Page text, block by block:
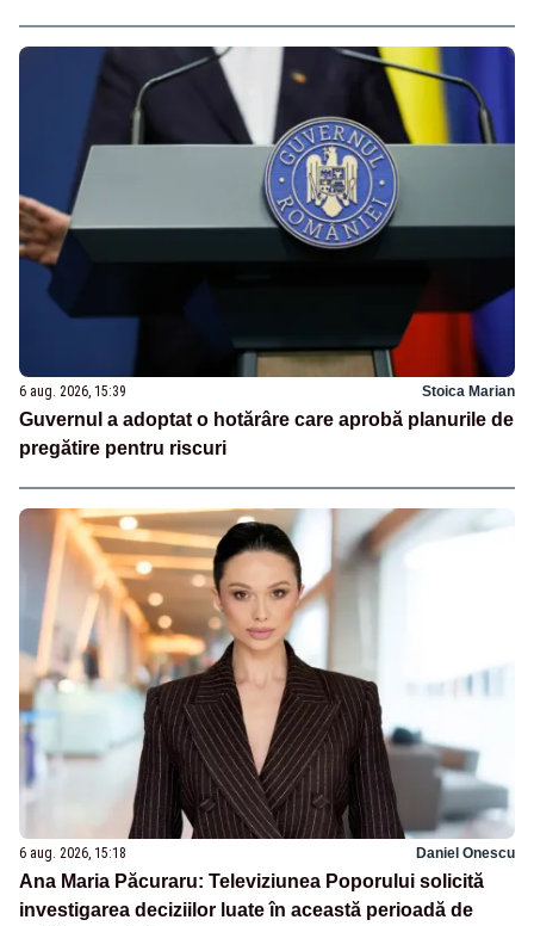
6 aug. 2026, 15:39 Stoica Marian
Guvernul a adoptat o hotărâre care aprobă planurile de
pregătire pentru riscuri
6 aug. 2026, 15:18 Daniel Onescu
Ana Maria Păcuraru: Televiziunea Poporului solicită
investigarea deciziilor luate în această perioadă de